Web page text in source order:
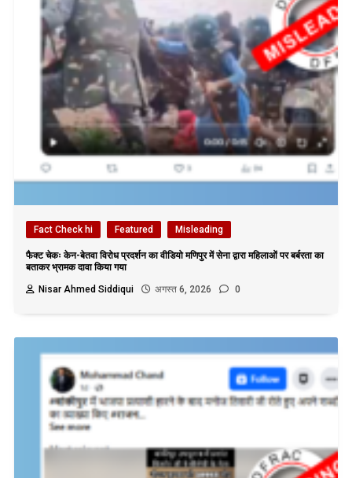
Fact Check hi Featured Misleading
फैक्ट चेकः केन-बेतवा विरोध प्रदर्शन का वीडियो मणिपुर में सेना द्वारा महिलाओं पर बर्बरता का
बताकर भ्रामक दावा किया गया
Nisar Ahmed Siddiqui
अगस्त 6, 2026 0